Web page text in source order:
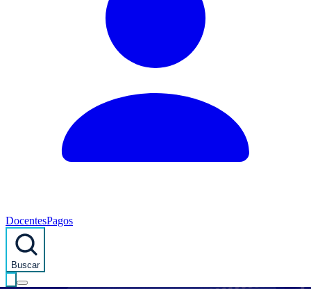
DocentesPagos
Buscar